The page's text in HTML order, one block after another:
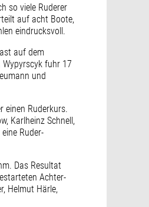
so viele Ruderer
auf acht Boote,
eindrucksvoll.
auf dem
Wypyrscyk fuhr 17
und
einen Ruderkurs.
Karlheinz Schnell,
Ruder-
Das Resultat
Achter-
Helmut Härle,